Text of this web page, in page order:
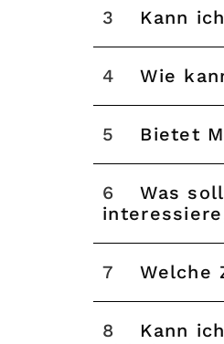
3 Kann
4 Wie
5 Bietet
6
Was soll ich tun, wenn ich das Produkt, für das ich mich
7 Welche
8